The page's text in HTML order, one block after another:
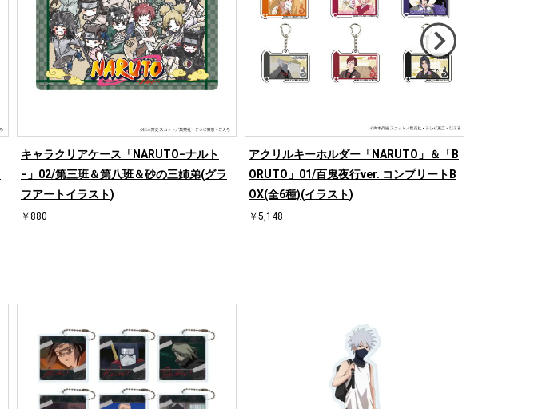
キャラクリアケース「NARUTO−ナルト
−」02/第三班＆第八班＆砂の三姉弟(グラ
フアートイラスト)
￥880
アクリルキーホルダー「NARUTO」＆「B
ORUTO」01/百鬼夜行ver. コンプリートB
OX(全6種)(イラスト)
￥5,148